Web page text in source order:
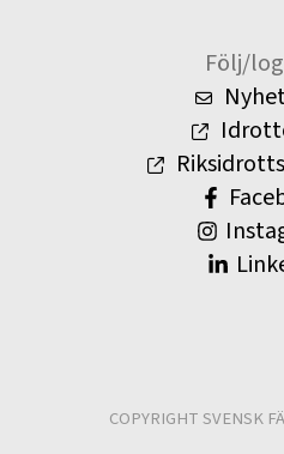
Följ/
COPYRIGHT SVENSK